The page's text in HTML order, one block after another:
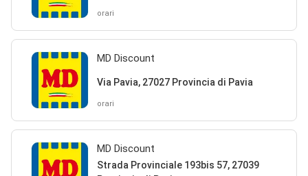
orari
MD Discount
Via Pavia, 27027 Provincia di Pavia
orari
MD Discount
Strada Provinciale 193bis 57, 27039